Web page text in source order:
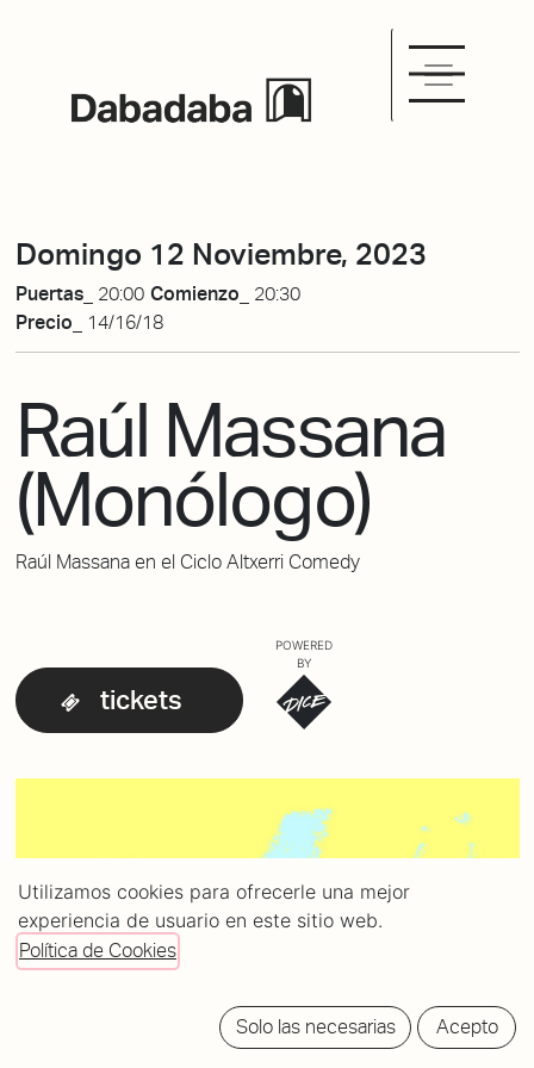
Domingo 12 Noviembre, 2023
Puertas_ 20:00 Comienzo_ 20:30
Precio_
14/16/18
Raúl Massana
(Monólogo)
Raúl Massana en el Ciclo Altxerri Comedy
tickets
POWERED
BY
Utilizamos cookies para ofrecerle una mejor
experiencia de usuario en este sitio web.
Política de Cookies
Solo las necesarias Acepto